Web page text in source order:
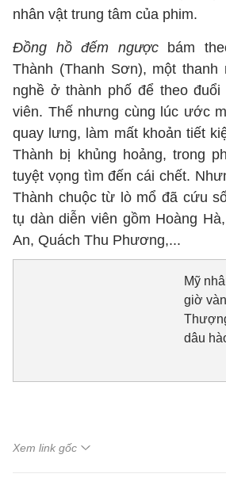
nhân vật trung tâm của phim.
Đồng hồ đếm ngược bám
Thành (Thanh Sơn), một thanh
nghề ở thành phố để theo
viên. Thế nhưng cùng lúc ước
quay lưng, làm mất khoản tiết
Thành bị khủng hoảng, trong
tuyệt vọng tìm đến cái chết.
Thành chuộc từ lò mổ đã cứu
tụ dàn diễn viên gồm Hoàng Hà,
An, Quách Thu Phương,...
Mỹ
giờ
dâu
Xem link gốc